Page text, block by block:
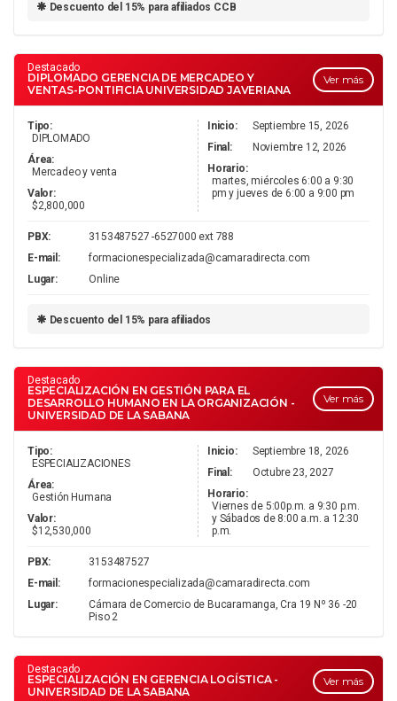
Descuento del 15% para afiliados CCB
Ver más
Destacado
DIPLOMADO GERENCIA DE MERCADEO Y
VENTAS-PONTIFICIA UNIVERSIDAD JAVERIANA
Tipo:
DIPLOMADO
Área:
Mercadeo y venta
Valor:
$2,800,000
Inicio:
Septiembre 15, 2026
Final:
Noviembre 12, 2026
Horario:
martes, miércoles 6:00 a 9:30
pm y jueves de 6:00 a 9:00 pm
PBX:
3153487527 -6527000 ext 788
E-mail:
formacionespecializada@camaradirecta.com
Lugar:
Online
Descuento del 15% para afiliados
Ver más
Destacado
ESPECIALIZACIÓN EN GESTIÓN PARA EL
DESARROLLO HUMANO EN LA ORGANIZACIÓN -
UNIVERSIDAD DE LA SABANA
Tipo:
ESPECIALIZACIONES
Área:
Gestión Humana
Valor:
$12,530,000
Inicio:
Septiembre 18, 2026
Final:
Octubre 23, 2027
Horario:
Viernes de 5:00p.m. a 9:30 p.m.
y Sábados de 8:00 a.m. a 12:30
p.m.
PBX:
3153487527
E-mail:
formacionespecializada@camaradirecta.com
Lugar:
Cámara de Comercio de Bucaramanga, Cra 19 Nº 36 -20
Piso 2
Ver más
Destacado
ESPECIALIZACIÓN EN GERENCIA LOGÍSTICA -
UNIVERSIDAD DE LA SABANA